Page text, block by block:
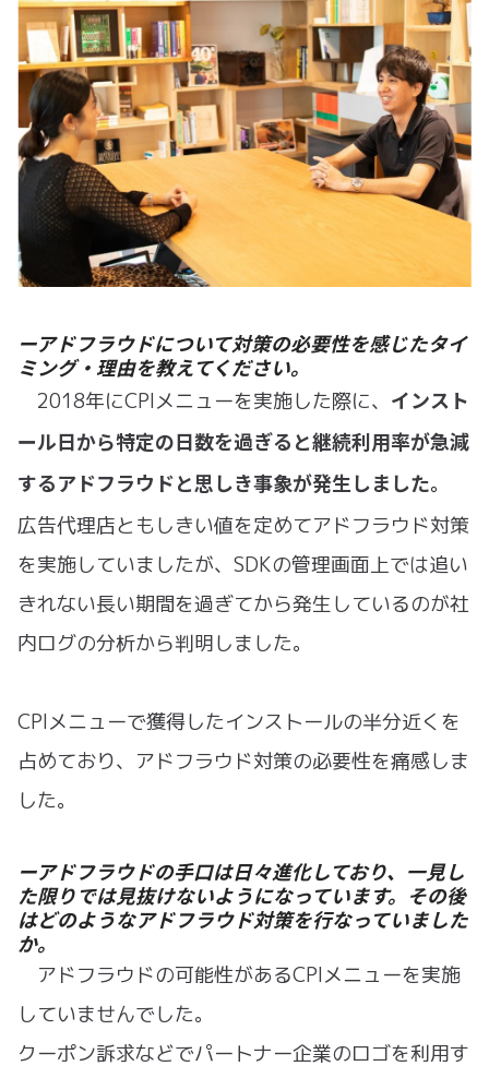
ーアドフラウドについて対策の必要性を感じたタイ
ミング・理由を教えてください。
2018年にCPIメニューを実施した際に、 インスト
ール日から特定の日数を過ぎると継続利用率が急減
するアドフラウドと思しき事象が発生しました。
広告代理店ともしきい値を定めてアドフラウド対策
を実施していましたが、SDKの管理画面上では追い
きれない長い期間を過ぎてから発生しているのが社
内ログの分析から判明しました。
CPIメニューで獲得したインストールの半分近くを
占めており、アドフラウド対策の必要性を痛感しま
した。
ーアドフラウドの手口は日々進化しており、一見し
た限りでは見抜けないようになっています。その後
はどのようなアドフラウド対策を行なっていました
か。
アドフラウドの可能性があるCPIメニューを実施
していませんでした。
クーポン訴求などでパートナー企業のロゴを利用す